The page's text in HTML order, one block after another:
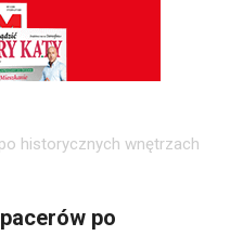
historycznych wnętrzach
po